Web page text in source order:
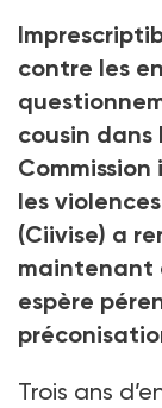
contre les
cousin
les
(Ciivise) a
maintenant
espère
Trois ans